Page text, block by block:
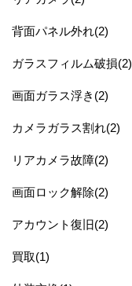
背面パネル外れ(2)
ガラスフィルム破損(2)
画面ガラス浮き(2)
カメラガラス割れ(2)
リアカメラ故障(2)
画面ロック解除(2)
アカウント復旧(2)
買取(1)